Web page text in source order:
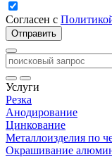
Согласен с
Услуги
Резка
Анодирование
Цинкование
Металлоизделия по
Окрашивание